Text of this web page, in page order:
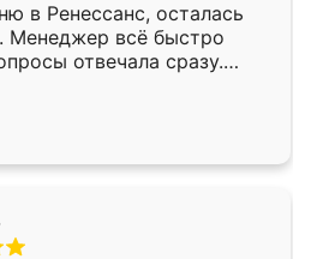
в Ренессанс, осталась
Менеджер всё быстро
отвечала сразу.
в субботу, подошёл к
Собрали
аккуратно, даже